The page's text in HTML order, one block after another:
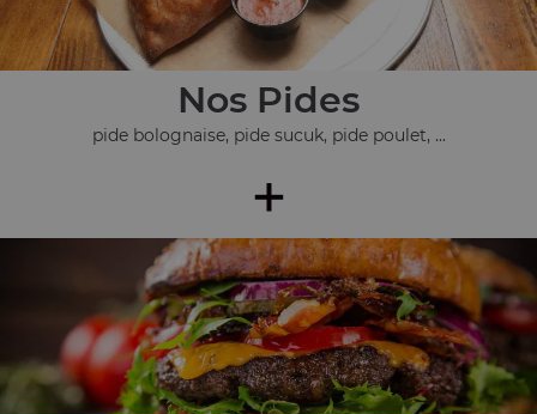
Nos Pides
pide bolognaise, pide sucuk, pide poulet, ...
+